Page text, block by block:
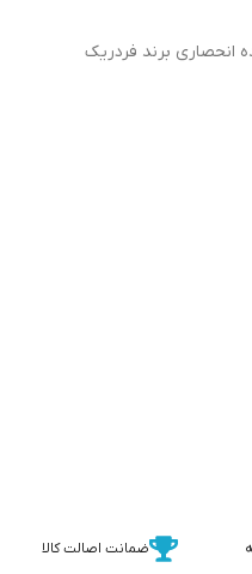
کننده انحصاری برند فردریک
ضمانت اصالت کالا